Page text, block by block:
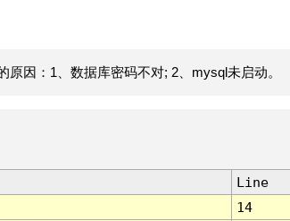
因：1、数据库密码不对; 2、mysql未启动。
Line
14